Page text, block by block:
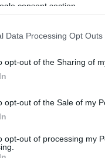
consent section.
Data Processing Opt Outs
opt-out of the Sharing of
opt-out of the Sale of my
opt-out of processing my
dati OMI/
il
trimestre
5%, con punte